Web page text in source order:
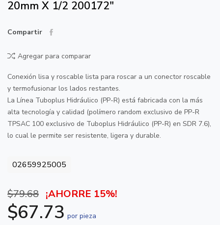
20mm X 1/2 200172"
Compartir
Agregar para comparar
Conexión lisa y roscable lista para roscar a un conector roscable
y termofusionar los lados restantes.
La Línea Tuboplus Hidráulico (PP-R) está fabricada con la más
alta tecnología y calidad (polímero random exclusivo de PP-R
TPSAC 100 exclusivo de Tuboplus Hidráulico (PP-R) en SDR 7.6),
lo cual le permite ser resistente, ligera y durable.
02659925005
$79.68 ¡AHORRE 15%!
$67.73 por pieza